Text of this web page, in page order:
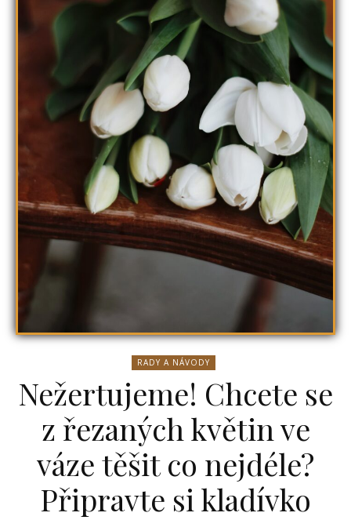
RADY A NÁVODY
Nežertujeme! Chcete se
z řezaných květin ve
váze těšit co nejdéle?
Připravte si kladívko